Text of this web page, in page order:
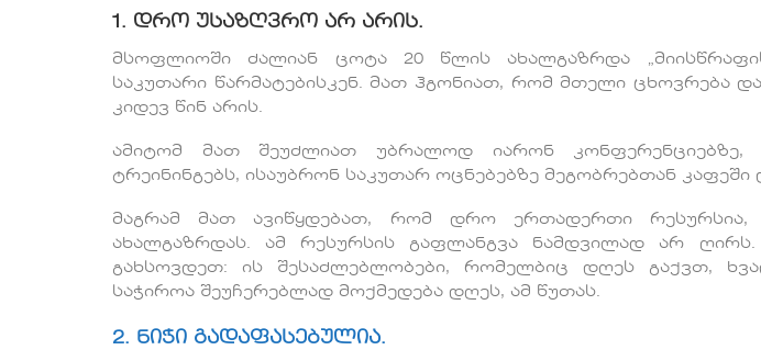
1. დრო უსაზღვრო არ არის.
მსოფლიოში ძალიან ცოტა 20 წლის ახალგაზრდა
საკუთარი წარმატებისკენ. მათ ჰგონიათ, რომ მთელი ცხოვრება
კიდევ წინ არის.
ამიტომ მათ შეუძლიათ უბრალოდ იარონ კონფერენციებზე,
ტრეინინგებს, ისაუბრონ საკუთარ ოცნებებზე მეგობრებთან კაფეში
მაგრამ მათ ავიწყდებათ, რომ დრო ერთადერთი რესურსია,
ახალგაზრდას. ამ რესურსის გაფლანგვა ნამდვილად არ
გახსოვდეთ: ის შესაძლებლობები, რომელბიც დღეს გაქვთ,
საჭიროა შეუჩერებლად მოქმედება დღეს, ამ წუთას.
2. ნიჭი გადაფასებულია.